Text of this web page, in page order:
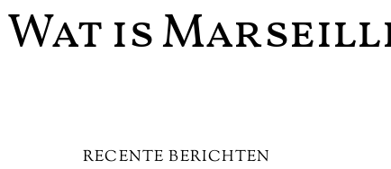
Wat is
RECENTE BERICHTEN